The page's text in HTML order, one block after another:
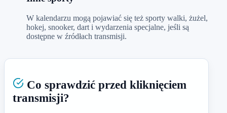
W kalendarzu mogą pojawiać się też sporty walki, żużel,
hokej, snooker, dart i wydarzenia specjalne, jeśli są
dostępne w źródłach transmisji.
Co sprawdzić przed kliknięciem
transmisji?